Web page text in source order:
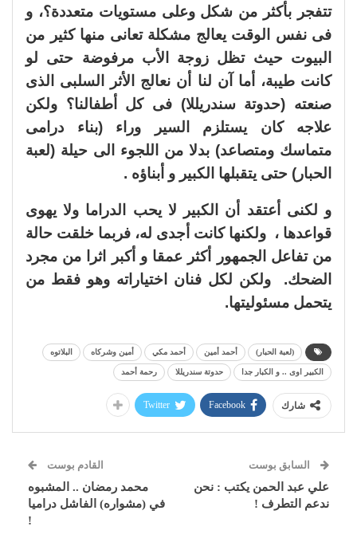
تتفجر بأكثر من شكل وعلى مستويات متعددة؟، و
فى نفس الوقت يعالج مشكلة تعانى منها كثير من
البيوت حيث تظل زوجة الأب مرفوضة حتى لو
كانت طيبة، أما آن لنا أن نعالج الأثر السلبى الذى
صنعته (حدوتة سندريللا) فى كل أطفالنا؟ ولكن
علاجه كان يستلزم السير وراء (بناء درامى
متماسك ومتصاعد) بدلا من اللجوء الى حيلة (لعبة
الحبار) حتى يتقبلها الكبير و أبناؤه .
و لكنى أعتقد أن الكبير لا يحب الدراما ولا يهوى
قواعدها ، ولكنها كانت أجدى له، فربما خلقت حالة
من تفاعل الجمهور أكثر عمقا و أكبر اثرا من مجرد
الضحك. ولكن لكل فنان اختياراته وهو فقط من
يتحمل مسئوليتها.
(لعبة الحبار) أحمد أمين أحمد مكي أمين وشركاه البلاتوه
الكبير اوى .. و الكبار جدا حدوتة سندريللا رحمة أحمد
شارك Facebook
Twitter
السابق بوست
علي عبد الحمن يكتب : نحن
ندعم التطرف !
القادم بوست
محمد رمضان .. المشبوه
في (مشواره) الفاشل دراميا
!